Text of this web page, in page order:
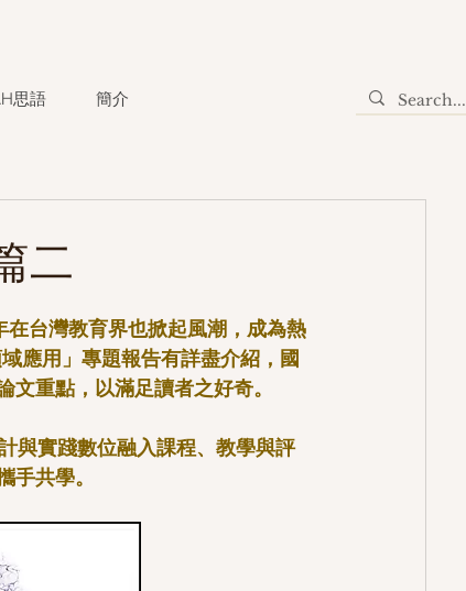
思語 簡介
二
台灣教育界也掀起風潮，成為熱
應用」專題報告有詳盡介紹，國
重點，以滿足讀者之好奇。
與實踐數位融入課程、教學與評
手共學。